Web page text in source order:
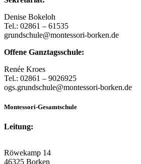
Denise Bokeloh
Tel.: 02861 – 61535
grundschule@montessori-borken.de
Offene Ganztagsschule:
Renée Kroes
Tel.: 02861 – 9026925
ogs.grundschule@montessori-borken.de
Montessori-Gesamtschule
Leitung:
Röwekamp 14
46325 Borken